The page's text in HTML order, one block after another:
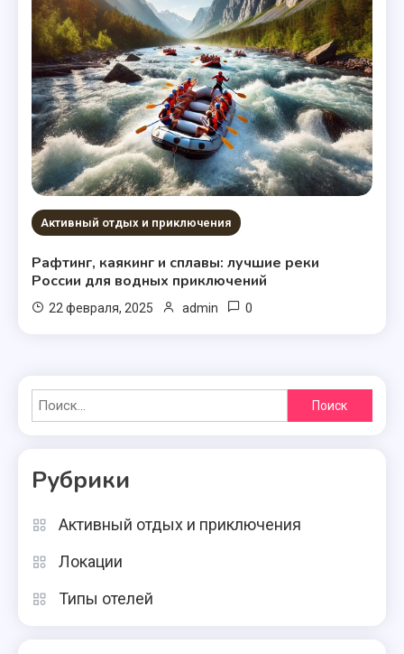
Активный отдых и приключения
Рафтинг, каякинг и сплавы: лучшие реки
России для водных приключений
22 февраля, 2025 admin 0
Найти:
Рубрики
Активный отдых и приключения
Локации
Типы отелей